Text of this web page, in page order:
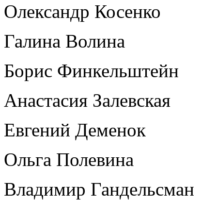
Олександр Косенко
Галина Волина
Борис Финкельштейн
Анастасия Залевская
Евгений Деменок
Ольга Полевина
Владимир Гандельсман